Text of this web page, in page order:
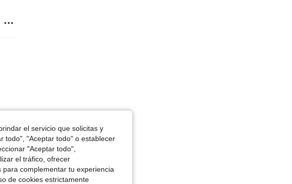
cm / 42 in, Busto: 99 cm / 39 in, Cintura: 78 cm / 31 in, Color: Multicolor, Talla: M
el servicio que solicitas y
todo", "Aceptar todo" o establecer
"Aceptar todo",
el tráfico, ofrecer
complementar tu experiencia
de cookies estrictamente